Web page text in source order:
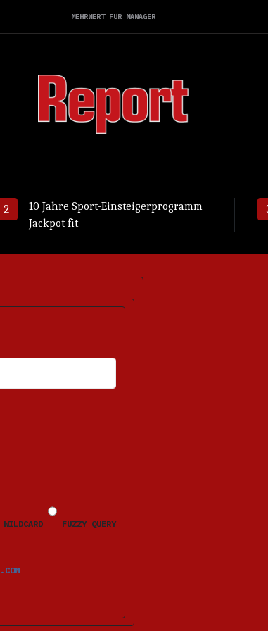
MEHRWERT FÜR MANAGER
10 Jahre Sport-Einsteigerprogramm
Jackpot fit
ERSCHEINEN NACH DEM ABSENDEN BEIM JEWEILIGEN FELD.
WILDCARD FUZZY QUERY